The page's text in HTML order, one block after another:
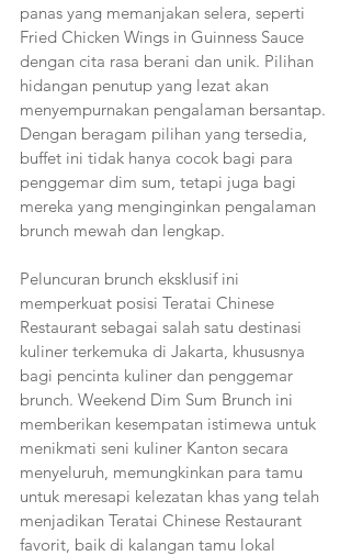
panas yang memanjakan selera, seperti
Fried Chicken Wings in Guinness Sauce
dengan cita rasa berani dan unik. Pilihan
hidangan penutup yang lezat akan
menyempurnakan pengalaman bersantap.
Dengan beragam pilihan yang tersedia,
buffet ini tidak hanya cocok bagi para
penggemar dim sum, tetapi juga bagi
mereka yang menginginkan pengalaman
brunch mewah dan lengkap.
Peluncuran brunch eksklusif ini
memperkuat posisi Teratai Chinese
Restaurant sebagai salah satu destinasi
kuliner terkemuka di Jakarta, khususnya
bagi pencinta kuliner dan penggemar
brunch. Weekend Dim Sum Brunch ini
memberikan kesempatan istimewa untuk
menikmati seni kuliner Kanton secara
menyeluruh, memungkinkan para tamu
untuk meresapi kelezatan khas yang telah
menjadikan Teratai Chinese Restaurant
favorit, baik di kalangan tamu lokal